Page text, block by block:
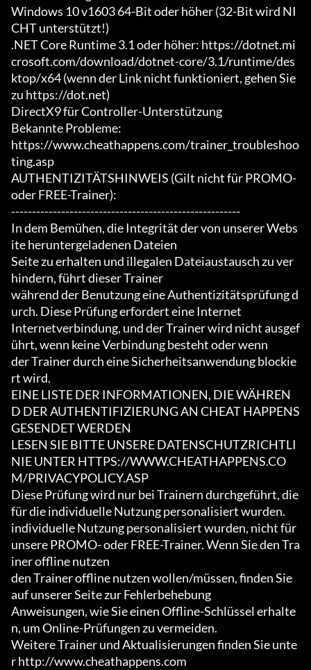
Windows 10 v1603 64-Bit oder höher (32-Bit wird NI
CHT unterstützt!)
.NET Core Runtime 3.1 oder höher: https://dotnet.mi
crosoft.com/download/dotnet-core/3.1/runtime/des
ktop/x64 (wenn der Link nicht funktioniert, gehen Sie
zu https://dot.net)
DirectX9 für Controller-Unterstützung
Bekannte Probleme:
https://www.cheathappens.com/trainer_troubleshoo
ting.asp
AUTHENTIZITÄTSHINWEIS (Gilt nicht für PROMO-
oder FREE-Trainer):
-------------------------------------------------------
In dem Bemühen, die Integrität der von unserer Webs
ite heruntergeladenen Dateien
Seite zu erhalten und illegalen Dateiaustausch zu ver
hindern, führt dieser Trainer
während der Benutzung eine Authentizitätsprüfung d
urch. Diese Prüfung erfordert eine Internet
Internetverbindung, und der Trainer wird nicht ausgef
ührt, wenn keine Verbindung besteht oder wenn
der Trainer durch eine Sicherheitsanwendung blockie
rt wird.
EINE LISTE DER INFORMATIONEN, DIE WÄHREN
D DER AUTHENTIFIZIERUNG AN CHEAT HAPPENS
GESENDET WERDEN
LESEN SIE BITTE UNSERE DATENSCHUTZRICHTLI
NIE UNTER HTTPS://WWW.CHEATHAPPENS.CO
M/PRIVACYPOLICY.ASP
Diese Prüfung wird nur bei Trainern durchgeführt, die
für die individuelle Nutzung personalisiert wurden.
individuelle Nutzung personalisiert wurden, nicht für
unsere PROMO- oder FREE-Trainer. Wenn Sie den Tra
iner offline nutzen
den Trainer offline nutzen wollen/müssen, finden Sie
auf unserer Seite zur Fehlerbehebung
Anweisungen, wie Sie einen Offline-Schlüssel erhalte
n, um Online-Prüfungen zu vermeiden.
Weitere Trainer und Aktualisierungen finden Sie unte
r http://www.cheathappens.com